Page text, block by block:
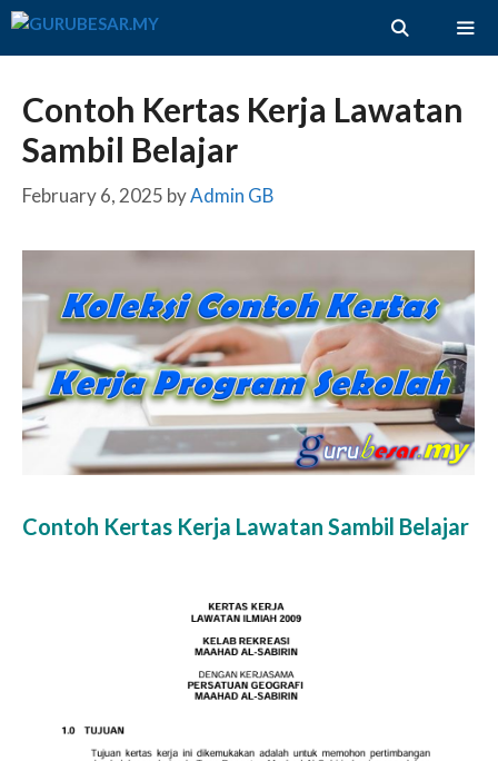
Skip
Contoh Kertas Kerja Lawatan
Sambil Belajar
February 6, 2025 byAdmin GB
Contoh Kertas Kerja Lawatan Sambil Belajar